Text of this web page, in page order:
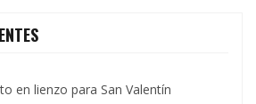
en lienzo para San Valentín